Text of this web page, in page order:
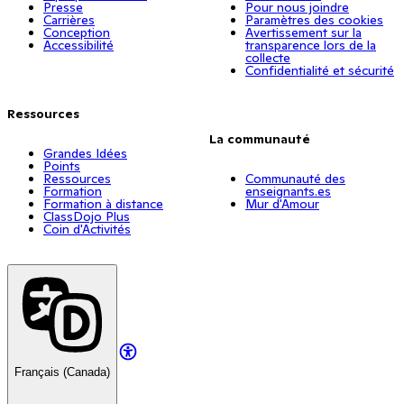
Presse
Carrières
Conception
Accessibilité
Ressources
Grandes Idées
Points
Ressources
Formation
Formation à distance
ClassDojo Plus
Coin d'Activités
Pour nous joindre
Paramètres des cookies
Avertissement sur la
transparence lors de la
collecte
Confidentialité et sécurité
La communauté
Communauté des
enseignants.es
Mur d'Amour
Français (Canada)